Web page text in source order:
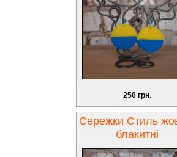
250 грн.
Сережки Стиль
блакитні